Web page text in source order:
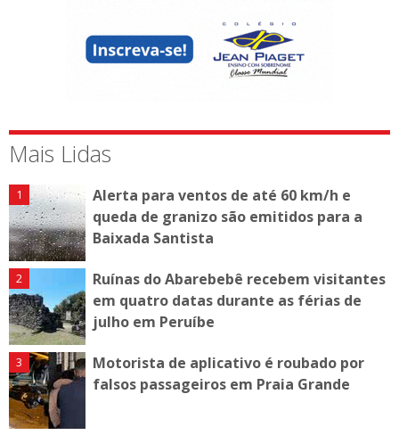
Mais Lidas
Alerta para ventos de até 60 km/h e
queda de granizo são emitidos para a
Baixada Santista
Ruínas do Abarebebê recebem visitantes
em quatro datas durante as férias de
julho em Peruíbe
Motorista de aplicativo é roubado por
falsos passageiros em Praia Grande